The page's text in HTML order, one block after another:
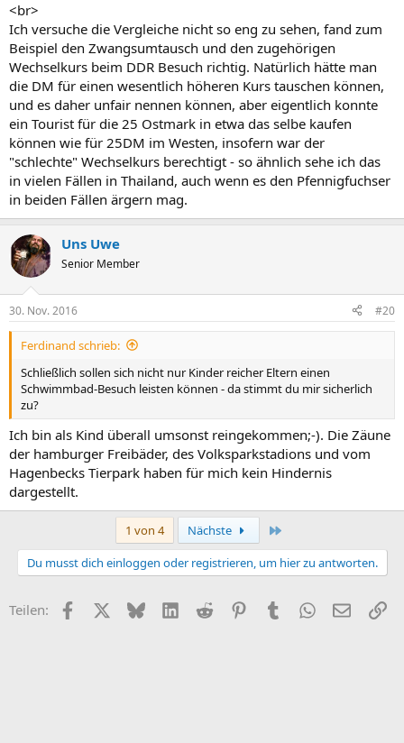
<br>
Ich versuche die Vergleiche nicht so eng zu sehen, fand zum
Beispiel den Zwangsumtausch und den zugehörigen
Wechselkurs beim DDR Besuch richtig. Natürlich hätte man
die DM für einen wesentlich höheren Kurs tauschen können,
und es daher unfair nennen können, aber eigentlich konnte
ein Tourist für die 25 Ostmark in etwa das selbe kaufen
können wie für 25DM im Westen, insofern war der
"schlechte" Wechselkurs berechtigt - so ähnlich sehe ich das
in vielen Fällen in Thailand, auch wenn es den Pfennigfuchser
in beiden Fällen ärgern mag.
Uns Uwe
Senior Member
30. Nov. 2016 #20
Ferdinand schrieb:
Schließlich sollen sich nicht nur Kinder reicher Eltern einen
Schwimmbad-Besuch leisten können - da stimmt du mir sicherlich
zu?
Ich bin als Kind überall umsonst reingekommen;-). Die Zäune
der hamburger Freibäder, des Volksparkstadions und vom
Hagenbecks Tierpark haben für mich kein Hindernis
dargestellt.
1 von 4 Nächste
Du musst dich einloggen oder registrieren, um hier zu antworten.
Teilen: FacebookX (Twitter)
BlueskyLinkedIn
Reddit PinterestTumblr WhatsApp
E-Mail